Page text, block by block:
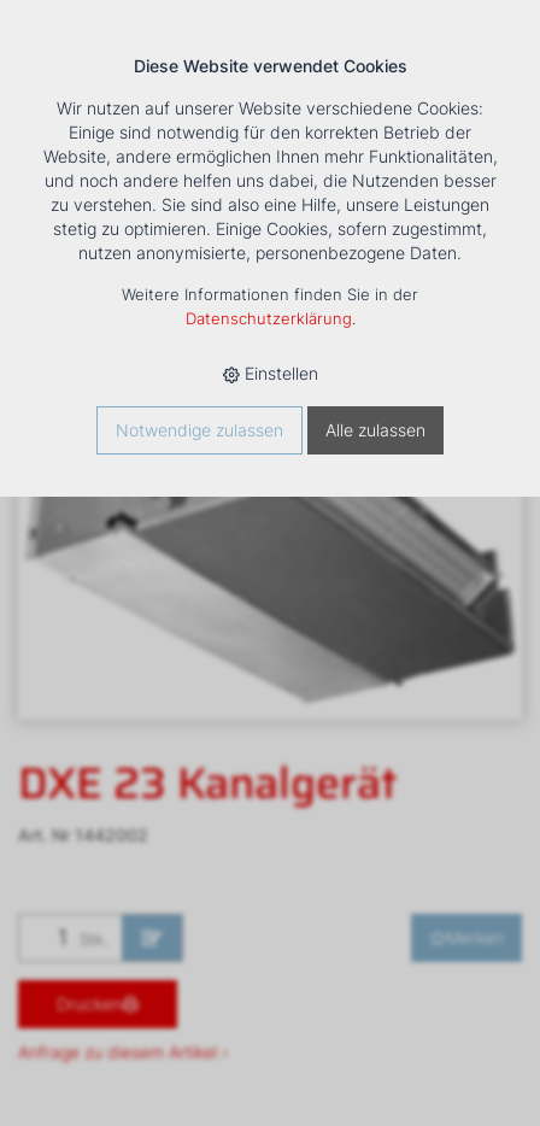
Tools Unternehmen Karriere KontaktSuche
HOME › PRODUKTE › KÄLTE/KLIMA › FANCOILS › DXE 23
KANALGERÄT
DXE 23 Kanalgerät
Art. Nr 1442002
Stk. Merken
Drucken
Anfrage zu diesem Artikel ›
Diese Website verwendet Cookies
Wir nutzen auf unserer Website verschiedene Cookies:
Einige sind notwendig für den korrekten Betrieb der
Website, andere ermöglichen Ihnen mehr Funktionalitäten,
und noch andere helfen uns dabei, die Nutzenden besser
zu verstehen. Sie sind also eine Hilfe, unsere Leistungen
stetig zu optimieren. Einige Cookies, sofern zugestimmt,
nutzen anonymisierte, personenbezogene Daten.
Weitere Informationen finden Sie in der
Datenschutzerklärung.
Einstellen
Notwendige zulassen Alle zulassen